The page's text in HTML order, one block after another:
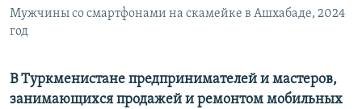
Мужчины со смартфонами на скамейке в Ашхабаде, 2024
год
В Туркменистане предпринимателей и мастеров,
занимающихся продажей и ремонтом мобильных